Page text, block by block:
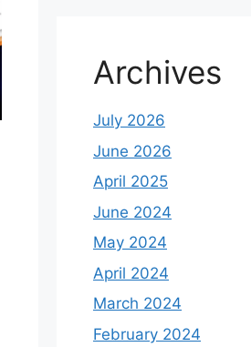
Archives
July 2026
June 2026
April 2025
June 2024
May 2024
April 2024
March 2024
February 2024